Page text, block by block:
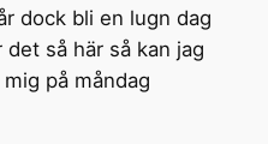
dock bli en lugn dag
så här så kan jag
på måndag